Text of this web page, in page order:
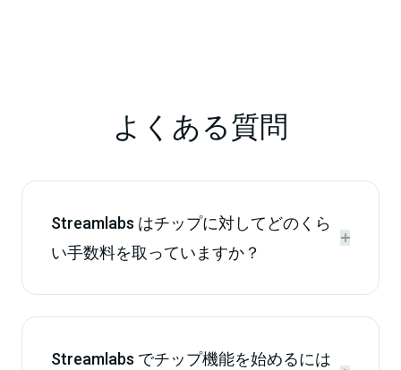
よくある質問
Streamlabs はチップに対してどのくら
い手数料を取っていますか？


Streamlabs でチップ機能を始めるには